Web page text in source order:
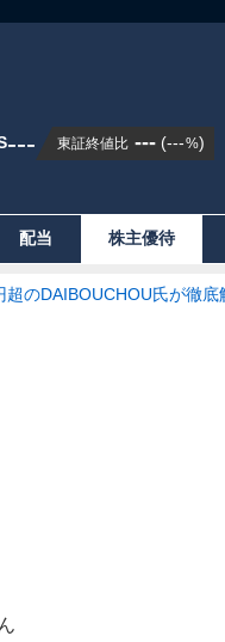
--- 東証終値比 --- (---%)
配当 株主優待
のDAIBOUCHOU氏が徹底